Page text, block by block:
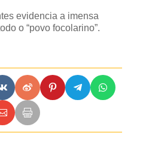
evidencia a imensa
o “povo focolarino”.